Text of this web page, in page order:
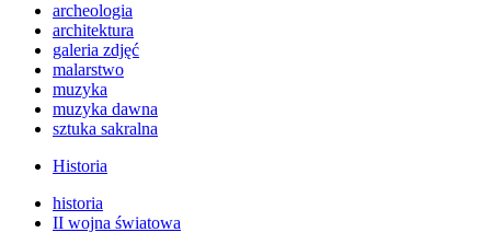
archeologia
architektura
galeria zdjęć
malarstwo
muzyka
muzyka dawna
sztuka sakralna
Historia
historia
II wojna światowa